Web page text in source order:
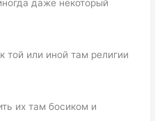
даже некоторый
той или иной там религии
их там босиком и